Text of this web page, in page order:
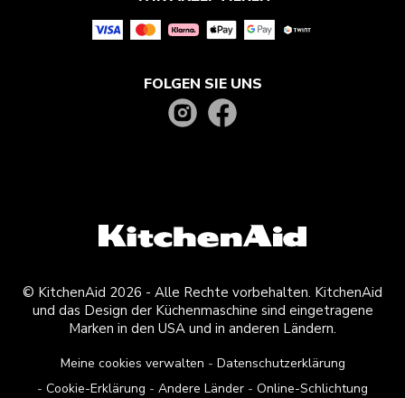
FOLGEN SIE UNS
© KitchenAid 2026 - Alle Rechte vorbehalten. KitchenAid
und das Design der Küchenmaschine sind eingetragene
Marken in den USA und in anderen Ländern.
Meine cookies verwalten
Datenschutzerklärung
Cookie-Erklärung
Andere Länder Online-Schlichtung